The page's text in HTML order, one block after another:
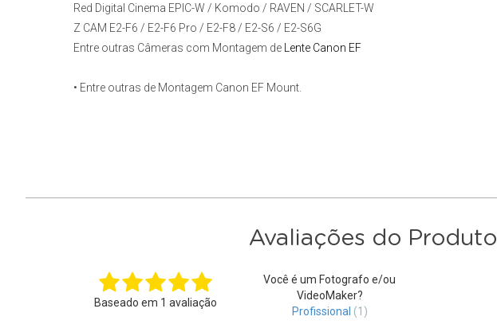
Red Digital Cinema EPIC-W / Komodo / RAVEN / SCARLET-W
Z CAM E2-F6 / E2-F6 Pro / E2-F8 / E2-S6 / E2-S6G
Entre outras Câmeras com Montagem de
Lente Canon EF
• Entre outras de Montagem Canon EF Mount.
Avaliações do Produto
Baseado em 1 avaliação
Você é um Fotografo e/ou
VideoMaker?
Profissional (1)